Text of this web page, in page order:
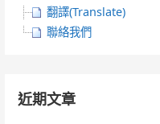
翻譯(Translate)
聯絡我們
近期文章